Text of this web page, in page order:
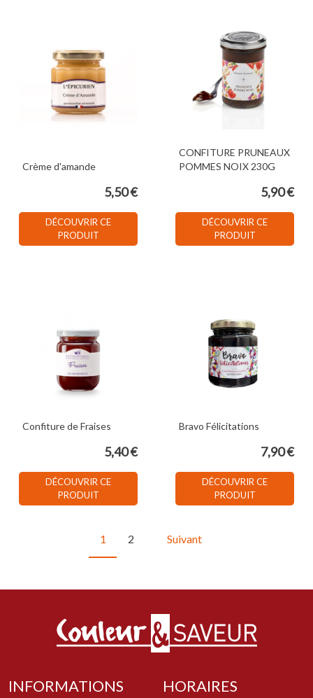
Crème d'amande
5,50 €
DÉCOUVRIR CE
PRODUIT
CONFITURE PRUNEAUX
POMMES NOIX 230G
5,90 €
DÉCOUVRIR CE
PRODUIT
Confiture de Fraises
5,40 €
DÉCOUVRIR CE
PRODUIT
Bravo Félicitations
7,90 €
DÉCOUVRIR CE
PRODUIT
1 2 Suivant
INFORMATIONS HORAIRES